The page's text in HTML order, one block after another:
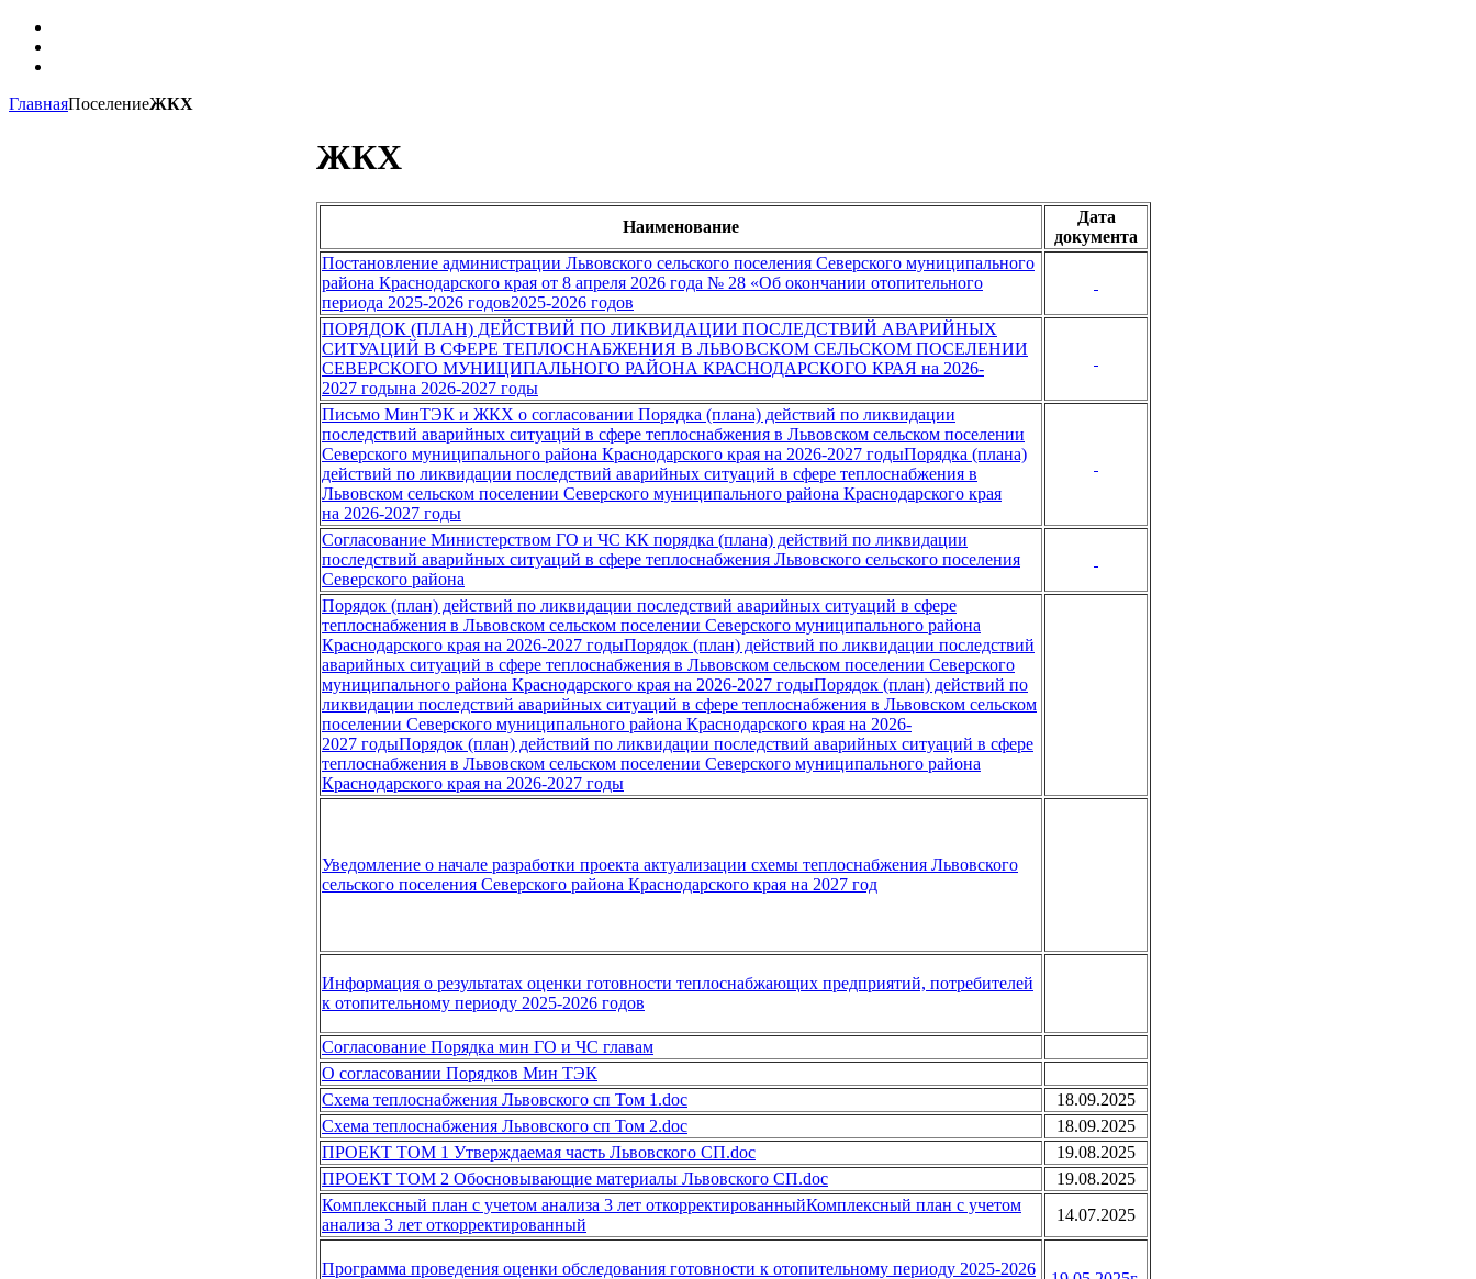
ГлавнаяПоселениеЖКХ
ЖКХ
Наименование
Дата
документа
Постановление администрации Львовского сельского поселения Северского муниципального
района Краснодарского края от 8 апреля 2026 года № 28 «Об окончании отопительного
периода 2025-2026 годов2025-2026 годов
ПОРЯДОК (ПЛАН) ДЕЙСТВИЙ ПО ЛИКВИДАЦИИ ПОСЛЕДСТВИЙ АВАРИЙНЫХ
СИТУАЦИЙ В СФЕРЕ ТЕПЛОСНАБЖЕНИЯ В ЛЬВОВСКОМ СЕЛЬСКОМ ПОСЕЛЕНИИ
СЕВЕРСКОГО МУНИЦИПАЛЬНОГО РАЙОНА КРАСНОДАРСКОГО КРАЯ на 2026-
2027 годына 2026-2027 годы
Письмо МинТЭК и ЖКХ о согласовании Порядка (плана) действий по ликвидации
последствий аварийных ситуаций в сфере теплоснабжения в Львовском сельском поселении
Северского муниципального района Краснодарского края на 2026-2027 годыПорядка (плана)
действий по ликвидации последствий аварийных ситуаций в сфере теплоснабжения в
Львовском сельском поселении Северского муниципального района Краснодарского края
на 2026-2027 годы
Согласование Министерством ГО и ЧС КК порядка (плана) действий по ликвидации
последствий аварийных ситуаций в сфере теплоснабжения Львовского сельского поселения
Северского района
Порядок (план) действий по ликвидации последствий аварийных ситуаций в сфере
теплоснабжения в Львовском сельском поселении Северского муниципального района
Краснодарского края на 2026-2027 годыПорядок (план) действий по ликвидации последствий
аварийных ситуаций в сфере теплоснабжения в Львовском сельском поселении Северского
муниципального района Краснодарского края на 2026-2027 годыПорядок (план) действий по
ликвидации последствий аварийных ситуаций в сфере теплоснабжения в Львовском сельском
поселении Северского муниципального района Краснодарского края на 2026-
2027 годыПорядок (план) действий по ликвидации последствий аварийных ситуаций в сфере
теплоснабжения в Львовском сельском поселении Северского муниципального района
Краснодарского края на 2026-2027 годы
Уведомление о начале разработки проекта актуализации схемы теплоснабжения Львовского
сельского поселения Северского района Краснодарского края на 2027 год
Информация о результатах оценки готовности теплоснабжающих предприятий, потребителей
к отопительному периоду 2025-2026 годов
Cогласование Порядка мин ГО и ЧС главам
О согласовании Порядков Мин ТЭК
Схема теплоснабжения Львовского сп Том 1.doc
18.09.2025
Схема теплоснабжения Львовского сп Том 2.doc
18.09.2025
ПРОЕКТ ТОМ 1 Утверждаемая часть Львовского СП.doc
19.08.2025
ПРОЕКТ ТОМ 2 Обосновывающие материалы Львовского СП.doc
19.08.2025
Комплексный план с учетом анализа 3 лет откорректированныйКомплексный план с учетом
анализа 3 лет откорректированный
14.07.2025
Программа проведения оценки обследования готовности к отопительному периоду 2025-2026